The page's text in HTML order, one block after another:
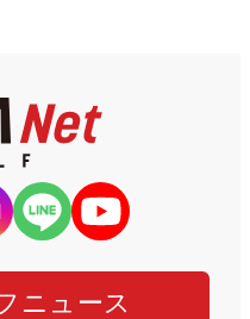
ニュース